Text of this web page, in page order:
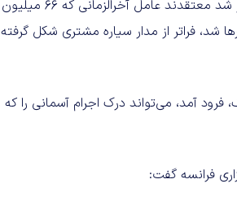
منتشر شد معتقدند عامل آخرالزمانی که 66 میلیون
فراتر از مدار سیاره مشتری شکل گرفته
آمد، می‌تواند درک اجرام آسمانی را که
فرانسه گفت: